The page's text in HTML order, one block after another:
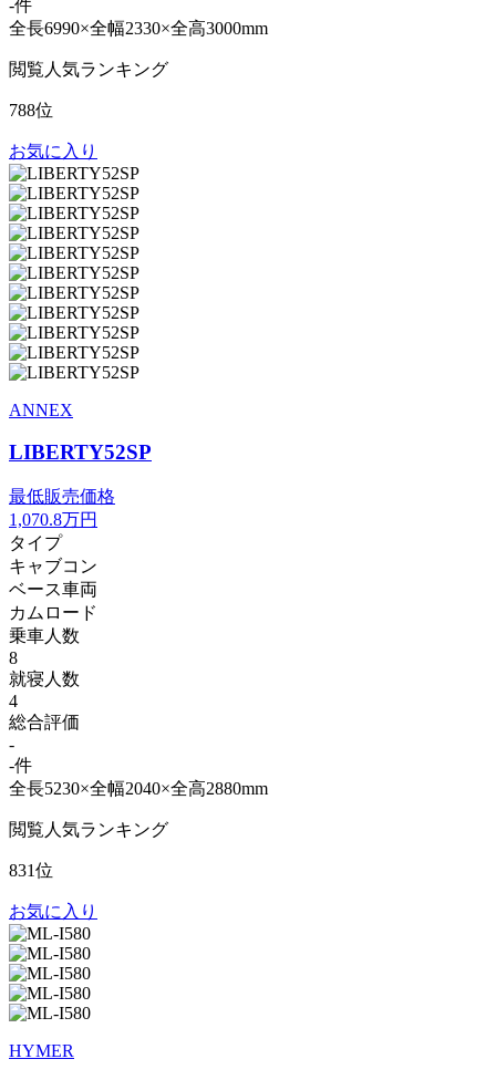
-件
全長6990×全幅2330×全高3000mm
閲覧人気ランキング
788位
お気に入り
ANNEX
LIBERTY52SP
最低販売価格
1,070.8万円
タイプ
キャブコン
ベース車両
カムロード
乗車人数
8
就寝人数
4
総合評価
-
-件
全長5230×全幅2040×全高2880mm
閲覧人気ランキング
831位
お気に入り
HYMER